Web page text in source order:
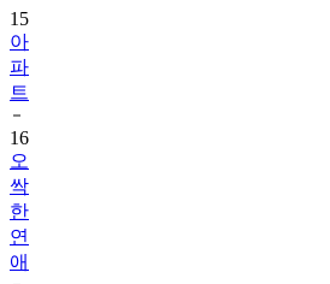
15
아
파
트
16
오
싹
한
연
애